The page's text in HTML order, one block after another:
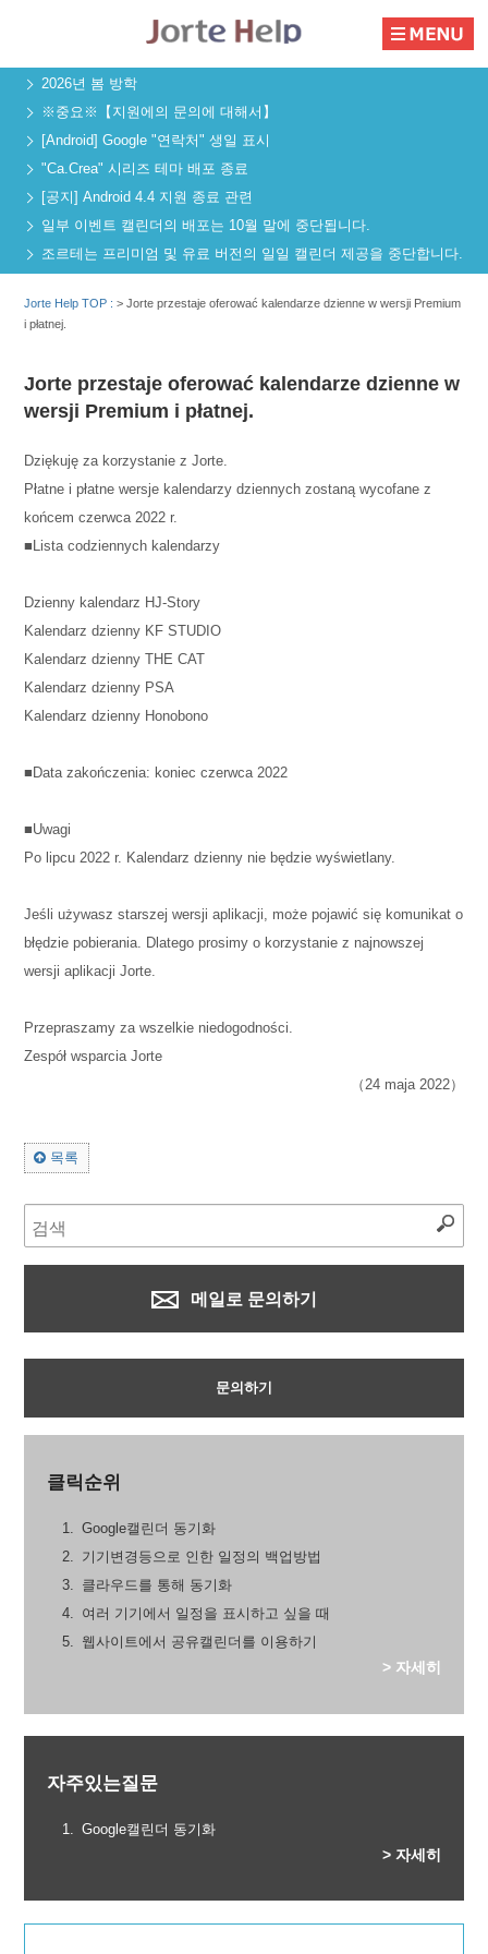
2026년 봄 방학
※중요※【지원에의 문의에 대해서】
[Android] Google "연락처" 생일 표시
"Ca.Crea" 시리즈 테마 배포 종료
[공지] Android 4.4 지원 종료 관련
일부 이벤트 캘린더의 배포는 10월 말에 중단됩니다.
조르테는 프리미엄 및 유료 버전의 일일 캘린더 제공을 중단합니다.
Jorte Help TOP :>Jorte przestaje oferować kalendarze dzienne w wersji Premium
i płatnej.
Jorte przestaje oferować kalendarze dzienne w
wersji Premium i płatnej.
Dziękuję za korzystanie z Jorte.
Płatne i płatne wersje kalendarzy dziennych zostaną wycofane z
końcem czerwca 2022 r.
■Lista codziennych kalendarzy
Dzienny kalendarz HJ-Story
Kalendarz dzienny KF STUDIO
Kalendarz dzienny THE CAT
Kalendarz dzienny PSA
Kalendarz dzienny Honobono
■Data zakończenia: koniec czerwca 2022
■Uwagi
Po lipcu 2022 r. Kalendarz dzienny nie będzie wyświetlany.
Jeśli używasz starszej wersji aplikacji, może pojawić się komunikat o
błędzie pobierania. Dlatego prosimy o korzystanie z najnowszej
wersji aplikacji Jorte.
Przepraszamy za wszelkie niedogodności.
Zespół wsparcia Jorte
（24 maja 2022）
목록
메일로 문의하기
문의하기
클릭순위
Google캘린더 동기화
기기변경등으로 인한 일정의 백업방법
클라우드를 통해 동기화
여러 기기에서 일정을 표시하고 싶을 때
웹사이트에서 공유캘린더를 이용하기
> 자세히
자주있는질문
Google캘린더 동기화
> 자세히